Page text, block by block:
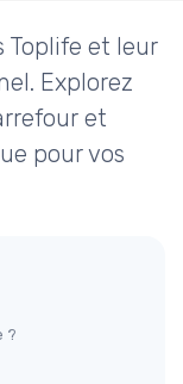
Toplife et leur
Explorez
et
pour vos
?